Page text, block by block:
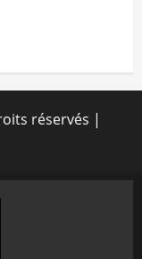
réservés |